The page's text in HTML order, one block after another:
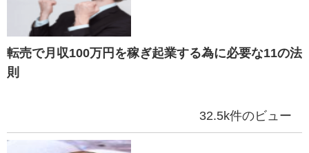
転売で月収100万円を稼ぎ起業する為に必要な11の法
則
32.5k件のビュー